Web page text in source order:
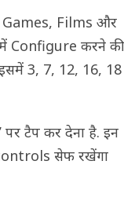
Games, Films और
Configure करने की
3, 7, 12, 16, 18
पर टैप कर देना है. इन
सेफ रखेंगा